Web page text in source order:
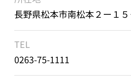
長野県松本市南松本２ー１５
TEL
0263-75-1111